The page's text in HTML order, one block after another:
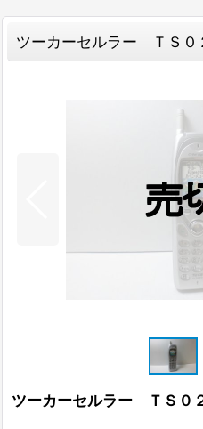
ツーカーセルラー ＴＳ
ツーカーセルラー ＴＳ０